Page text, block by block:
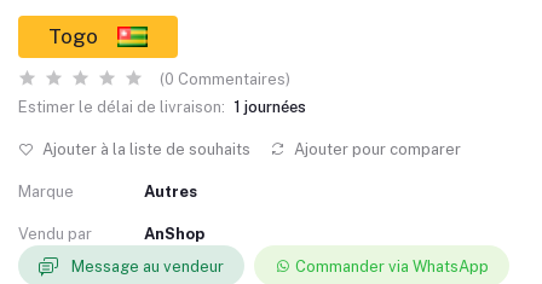
Togo
(0 Commentaires)
Estimer le délai de livraison: 1 journées
Ajouter à la liste de souhaits Ajouter pour comparer
Marque Autres
Vendu par
AnShop
Message au vendeur
Commander via WhatsApp